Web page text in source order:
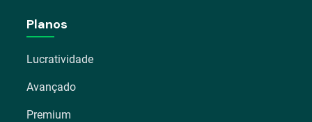
Planos
Lucratividade
Avançado
Premium